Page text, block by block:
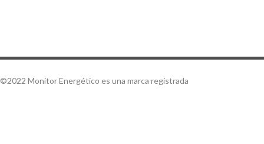
©2022 Monitor Energético es una marca registrada